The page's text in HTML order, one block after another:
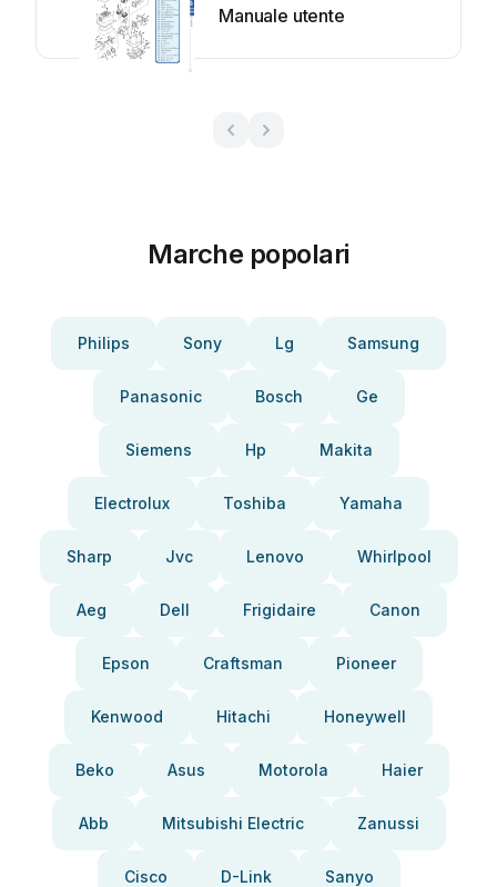
Manuale utente
Marche popolari
Philips Sony Lg Samsung
Panasonic Bosch Ge
Siemens Hp Makita
Electrolux Toshiba Yamaha
Sharp Jvc Lenovo Whirlpool
Aeg Dell Frigidaire Canon
Epson Craftsman Pioneer
Kenwood Hitachi Honeywell
Beko Asus Motorola Haier
Abb Mitsubishi Electric Zanussi
Cisco D-Link Sanyo